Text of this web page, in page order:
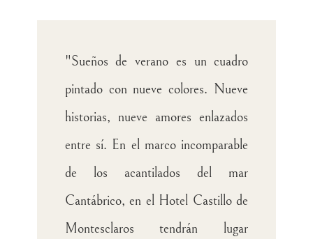
"Sueños de verano es un cuadro
pintado con nueve colores. Nueve
historias, nueve amores enlazados
entre sí. En el marco incomparable
de los acantilados del mar
Cantábrico, en el Hotel Castillo de
Montesclaros tendrán lugar